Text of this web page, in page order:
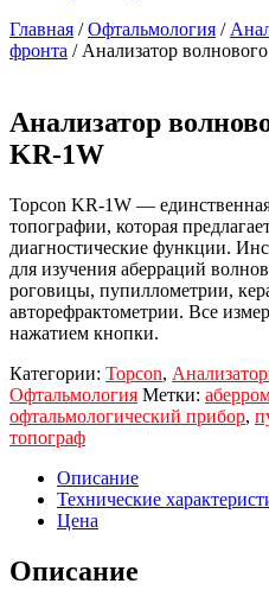
Главная /Офтальмология /
фронта / Анализатор
Анализатор
KR-1W
Topcon KR-1W —
топографии, которая
диагностические функции.
для изучения аберраций
роговицы, пупиллометрии,
авторефрактометрии. Все
нажатием кнопки.
Категории: Topcon,
Офтальмология Метки:
офтальмологический прибор,
топограф
Описание
Технические
Цена
Описание